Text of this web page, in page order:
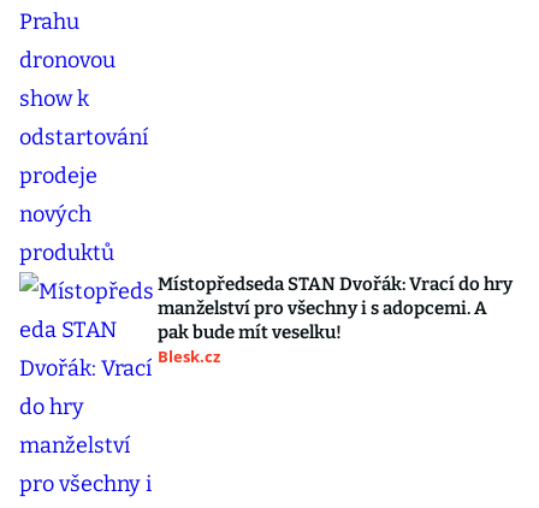
Místopředseda STAN Dvořák: Vrací do hry
manželství pro všechny i s adopcemi. A
pak bude mít veselku!
Blesk.cz